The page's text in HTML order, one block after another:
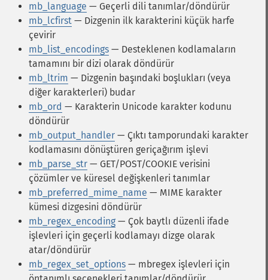
mb_language — Geçerli dili tanımlar/döndürür
mb_lcfirst — Dizgenin ilk karakterini küçük harfe
çevirir
mb_list_encodings — Desteklenen kodlamaların
tamamını bir dizi olarak döndürür
mb_ltrim — Dizgenin başındaki boşlukları (veya
diğer karakterleri) budar
mb_ord — Karakterin Unicode karakter kodunu
döndürür
mb_output_handler — Çıktı tamporundaki karakter
kodlamasını dönüştüren geriçağırım işlevi
mb_parse_str — GET/POST/COOKIE verisini
çözümler ve küresel değişkenleri tanımlar
mb_preferred_mime_name — MIME karakter
kümesi dizgesini döndürür
mb_regex_encoding — Çok baytlı düzenli ifade
işlevleri için geçerli kodlamayı dizge olarak
atar/döndürür
mb_regex_set_options — mbregex işlevleri için